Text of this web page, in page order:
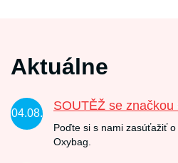
Aktuálne
04.08.
SOUTĚŽ se značkou
Poďte si s nami zasúťažiť
Oxybag.